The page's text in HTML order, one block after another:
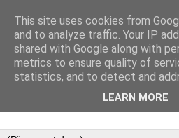
Inspirujte se tím, co píší
This site uses cookies from
and to analyze traffic. Your IP
shared with Google along with
metrics to ensure quality of
statistics, and to detect and
LEARN MORE